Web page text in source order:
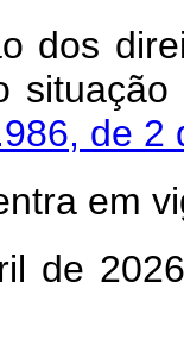
dos
de
em
de